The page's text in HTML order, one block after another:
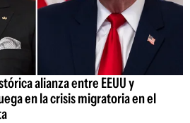
alianza entre EEUU y
en la crisis migratoria en el